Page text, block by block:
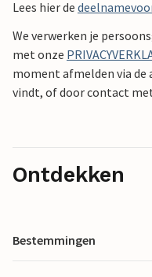
Lees hier de
We verwerken je
met onze
moment afmelden via
vindt, of door contact
Ontdekken
Bestemmingen